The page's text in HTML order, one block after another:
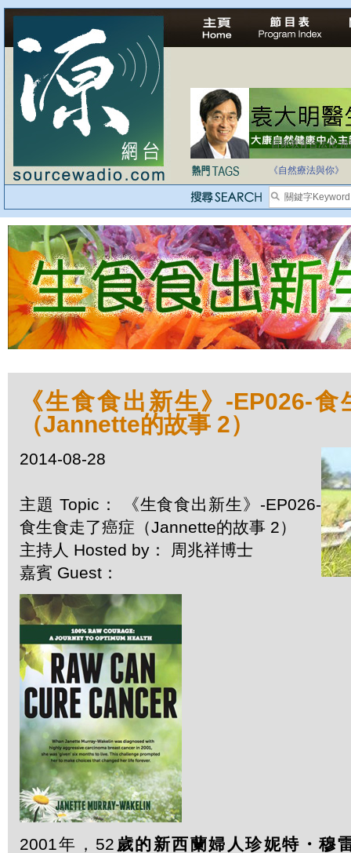
自家教育合法化-
《自然療法與你》
《生食食出新生》-EP026-
（Jannette的故事 2）
2014-08-28
主題 Topic： 《生食食出新生》-EP026-
食生食走了癌症（Jannette的故事 2）
主持人 Hosted by： 周兆祥博士
嘉賓 Guest：
2001年，52 歲的新西蘭婦人珍妮特 ・穆